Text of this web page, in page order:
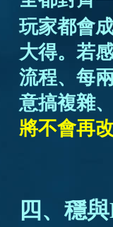
玩家都會
大得。若
流程、每
意搞複雜
將不會再
四、穩